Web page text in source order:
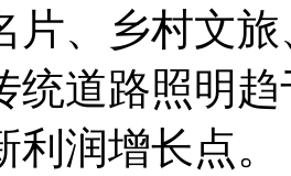
片、乡村文
统道路照明
利润增长点。